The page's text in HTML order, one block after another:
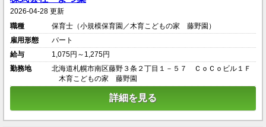
2026-04-28 更新
職種
保育士（小規模保育園／木育こどもの家 藤野園）
雇用形態
パート
給与
1,075円～1,275円
勤務地
北海道札幌市南区藤野３条２丁目１－５７ ＣｏＣｏビル１Ｆ
木育こどもの家 藤野園
詳細を見る